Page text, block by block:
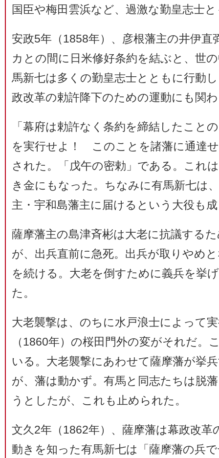
国臣や梅田雲浜など、過激な勤皇志士
安政5年（1858年）、彦根藩主の井伊
カとの間に日米修好条約を結ぶと、世
馬新七は多くの勤皇志士とともに行動
政改革の勅許降下のための運動にも関
「幕府は勅許なく条約を締結したこ
を実行せよ！ このことを諸藩に通達
された。「戊午の密勅」である。これ
き金にもなった。ちなみに有馬新七は
主・宇和島藩主に届けるという大役も
薩摩藩主の島津斉彬は大老に抗議する
が、出兵直前に急死。出兵が取りやめ
を続ける。大老を倒すために義兵を挙
た。
大老襲撃は、のちに水戸浪士によって
（1860年）の桜田門外の変がそれだ。
いる。大老襲撃にあわせて薩摩藩が挙
が、藩は動かず。有馬と同志たちは脱
うとしたが、これも止められた。
文久2年（1862年）、薩摩藩は幕政改
動きを知った有馬新七は「薩摩藩の兵